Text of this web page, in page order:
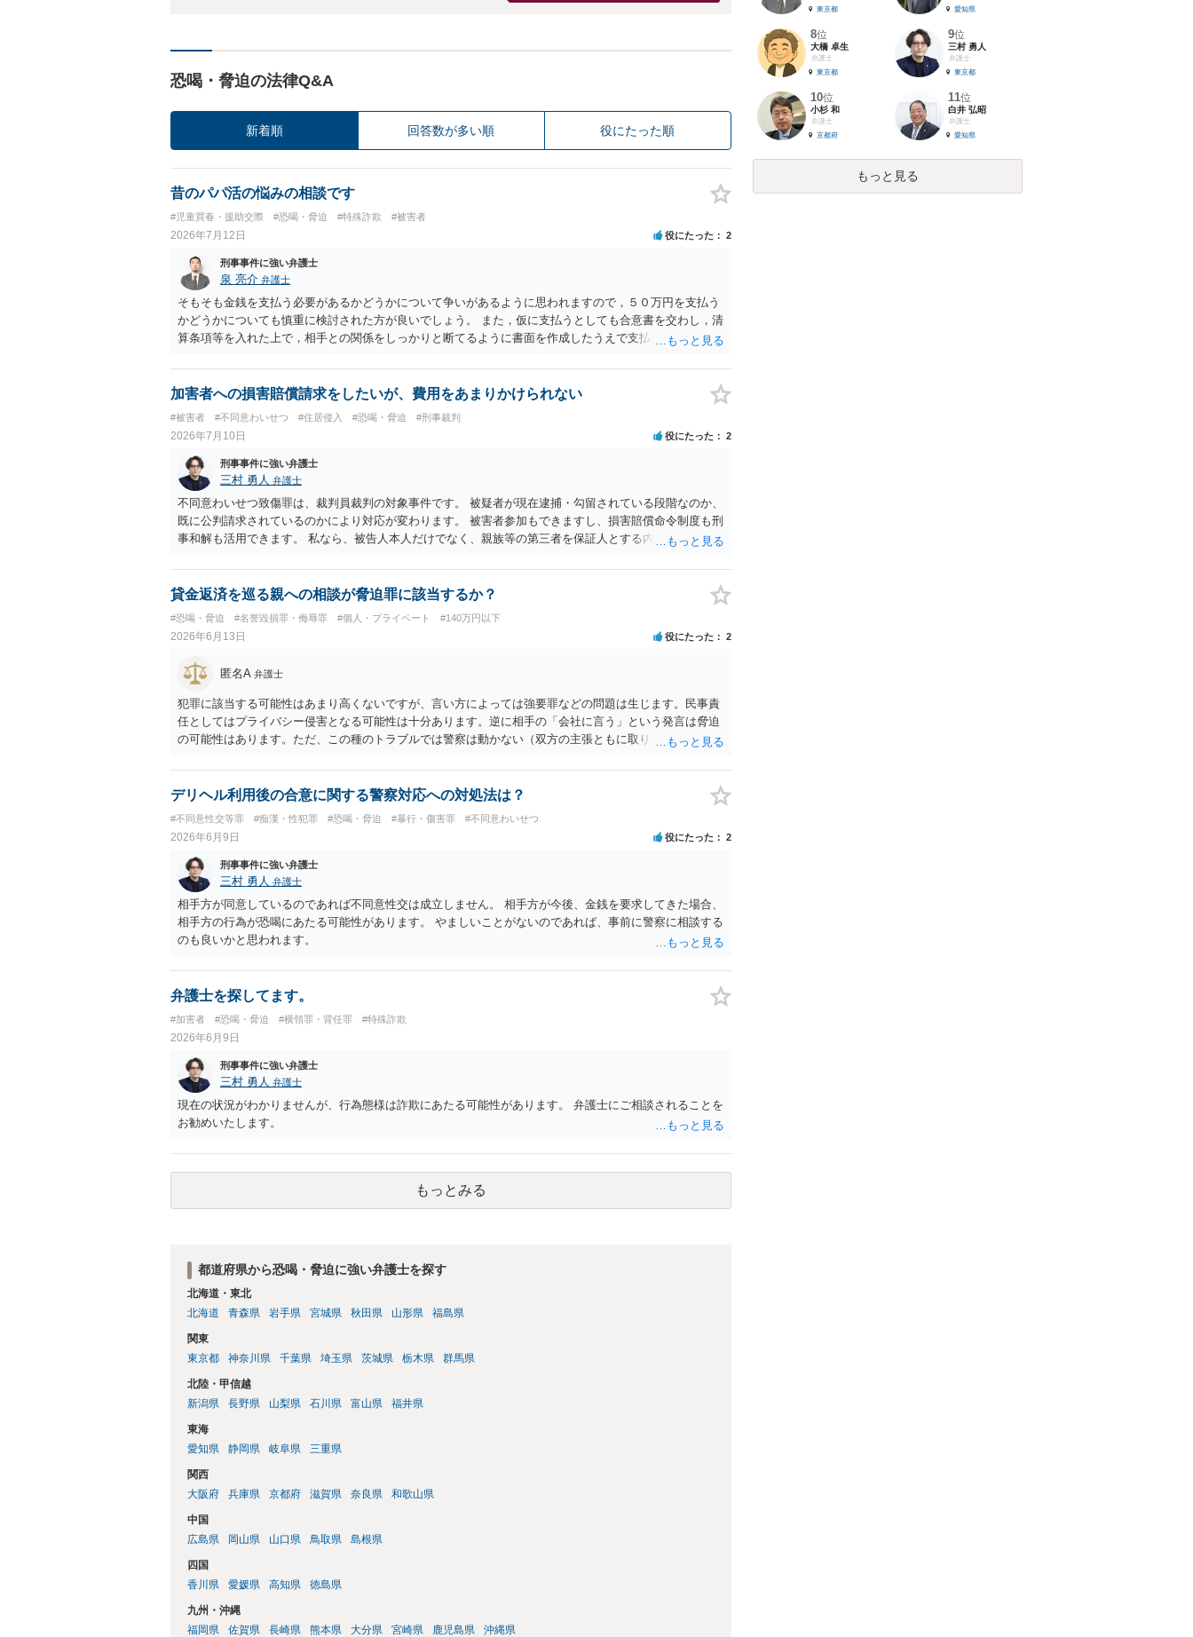
恐喝・脅迫の法律Q&A
新着順 回答数が多い順 役にたった順
昔のパパ活の悩みの相談です
#児童買春・援助交際 #恐喝・脅迫 #特殊詐欺 #被害者
2026年7月12日 役にたった 2
刑事事件に強い弁護士
泉 亮介 弁護士
そもそも金銭を支払う必要があるかどうかについて争いがあるように思われますので，５０万円を支払う
かどうかについても慎重に検討された方が良いでしょう。 また，仮に支払うとしても合意書を交わし，清
算条項等を入れた上で，相手との関係をしっかりと断てるように書面を作成したうえで支払いをする必要
加害者への損害賠償請求をしたいが、費用をあまりかけられない
#被害者 #不同意わいせつ #住居侵入 #恐喝・脅迫 #刑事裁判
2026年7月10日 役にたった 2
刑事事件に強い弁護士
三村 勇人 弁護士
不同意わいせつ致傷罪は、裁判員裁判の対象事件です。 被疑者が現在逮捕・勾留されている段階なのか、
既に公判請求されているのかにより対応が変わります。 被害者参加もできますし、損害賠償命令制度も刑
事和解も活用できます。 私なら、被告人本人だけでなく、親族等の第三者を保証人とする内容で債務名義
ますが、経験上うまくいった例をみたことがありません。 弁護士へご相談されることをお勧めはいたしま
す。 ※余談ですが、被害者通知を依頼すると現在の検察庁での捜査進行や公判期日を知ることができます
貸金返済を巡る親への相談が脅迫罪に該当するか？
#恐喝・脅迫 #名誉毀損罪・侮辱罪 #個人・プライベート #140万円以下
2026年6月13日 役にたった 2
匿名A 弁護士
犯罪に該当する可能性はあまり高くないですが、言い方によっては強要罪などの問題は生じます。民事責
任としてはプライバシー侵害となる可能性は十分あります。逆に相手の「会社に言う」という発言は脅迫
の可能性はあります。ただ、この種のトラブルでは警察は動かない（双方の主張ともに取り合わない）で
の模範解答となります。「親に言う」という行為が犯罪に該当しないとしても、本件のように余計なトラ
ブルを招き、相手が反発して任意の返済が期待できなくなり、事情によっては不法行為を主張されて事実
デリヘル利用後の合意に関する警察対応への対処法は？
#不同意性交等罪 #痴漢・性犯罪 #恐喝・脅迫 #暴行・傷害罪 #不同意わいせつ
2026年6月9日 役にたった 2
刑事事件に強い弁護士
三村 勇人 弁護士
相手方が同意しているのであれば不同意性交は成立しません。 相手方が今後、金銭を要求してきた場合、
相手方の行為が恐喝にあたる可能性があります。 やましいことがないのであれば、事前に警察に相談する
のも良いかと思われます。
弁護士を探してます。
#加害者 #恐喝・脅迫 #横領罪・背任罪 #特殊詐欺
2026年6月9日
刑事事件に強い弁護士
三村 勇人 弁護士
現在の状況がわかりませんが、行為態様は詐欺にあたる可能性があります。 弁護士にご相談されることを
お勧めいたします。
もっとみる
都道府県から恐喝・脅迫に強い弁護士を探す
北海道・東北
北海道
青森県 岩手県 宮城県 秋田県 山形県 福島県
関東
東京都
神奈川県 千葉県 埼玉県 茨城県 栃木県 群馬県
北陸・甲信越
新潟県
長野県 山梨県 石川県 富山県 福井県
東海
愛知県
静岡県 岐阜県 三重県
関西
大阪府
兵庫県 京都府 滋賀県 奈良県 和歌山県
中国
広島県
岡山県 山口県 鳥取県 島根県
四国
香川県
愛媛県 高知県 徳島県
九州・沖縄
福岡県
佐賀県 長崎県 熊本県 大分県 宮崎県 鹿児島県 沖縄県
東京都
愛知県
8位
大橋 卓生
弁護士
東京都
9位
三村 勇人
弁護士
東京都
10位
小杉 和
弁護士
京都府
11位
白井 弘昭
弁護士
愛知県
もっと見る